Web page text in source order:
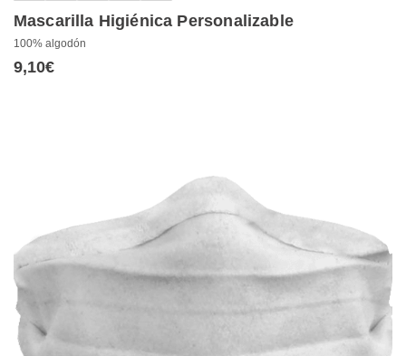
Mascarilla Higiénica Personalizable
100% algodón
9,10€